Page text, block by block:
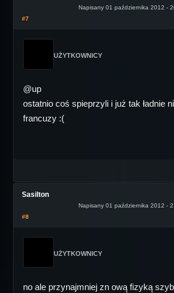
Napisany 01 października 2012 -
#7
UŻYTKOWNICY
@up
ostatnio coś spieprzyli i już tak ładnie
francuzy :(
Sasilton
Napisany 01 października 2012 -
#8
UŻYTKOWNICY
no ale przynajmniej zn ową fizyką